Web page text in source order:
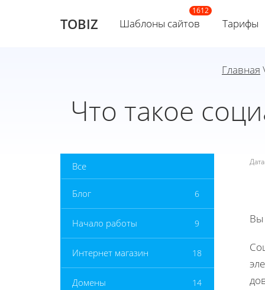
TOBIZ Шаблоны сайтов Тарифы
Главная
Что такое
Все
Блог 6
Начало работы 9
Интернет магазин 18
Домены 14
Вы